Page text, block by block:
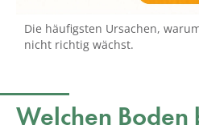
Die häufigsten Ursachen,
nicht richtig wächst.
Welchen Boden